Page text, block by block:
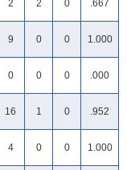
2 2 0 .667
9 0 0 1.000
0 0 0 .000
16 1 0 .952
4 0 0 1.000